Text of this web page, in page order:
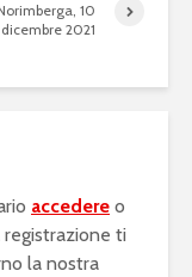
10
dicembre 2021
accedere o
registrazione ti
la nostra